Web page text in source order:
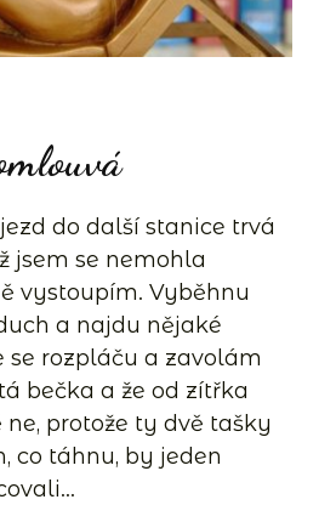
do další stanice trvá
jsem se nemohla
vystoupím. Vyběhnu
a najdu nějaké
se rozpláču a zavolám
bečka a že od zítřka
ne, protože ty dvě tašky
co táhnu, by jeden